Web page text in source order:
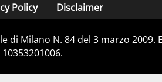
Policy Disclaimer
Milano N. 84 del 3 marzo 2009.
10353201006.